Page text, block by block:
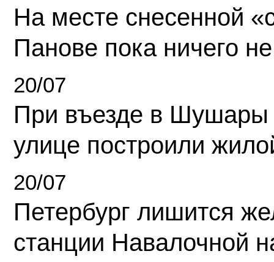
На месте снесенной
Панове пока ничего
20/07
При въезде в Шушары
улице построили
20/07
Петербург лишится
станции Навалочной